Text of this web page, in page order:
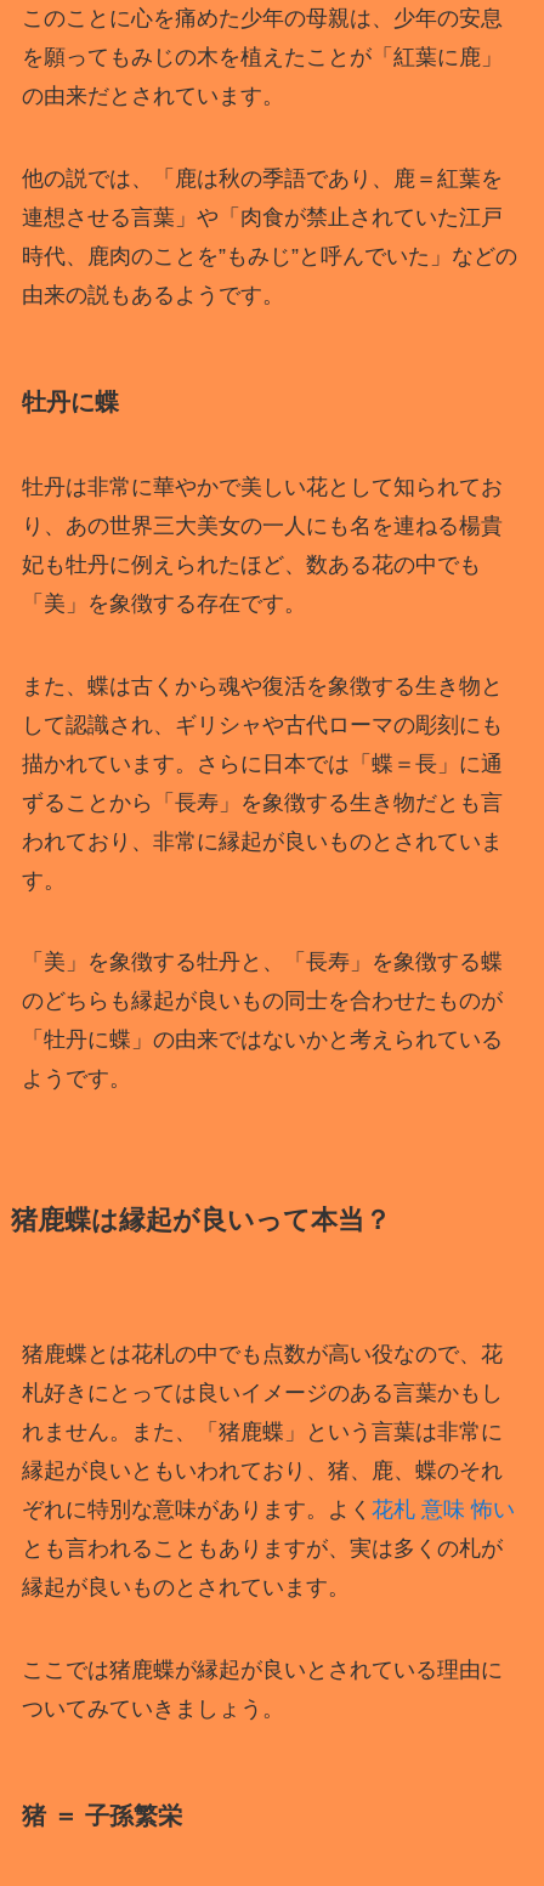
このことに心を痛めた少年の母親は、少年の安息
を願ってもみじの木を植えたことが「紅葉に鹿」
の由来だとされています。
他の説では、「鹿は秋の季語であり、鹿＝紅葉を
連想させる言葉」や「肉食が禁止されていた江戸
時代、鹿肉のことを”もみじ”と呼んでいた」などの
由来の説もあるようです。
牡丹に蝶
牡丹は非常に華やかで美しい花として知られてお
り、あの世界三大美女の一人にも名を連ねる楊貴
妃も牡丹に例えられたほど、数ある花の中でも
「美」を象徴する存在です。
また、蝶は古くから魂や復活を象徴する生き物と
して認識され、ギリシャや古代ローマの彫刻にも
描かれています。さらに日本では「蝶＝長」に通
ずることから「長寿」を象徴する生き物だとも言
われており、非常に縁起が良いものとされていま
す。
「美」を象徴する牡丹と、「長寿」を象徴する蝶
のどちらも縁起が良いもの同士を合わせたものが
「牡丹に蝶」の由来ではないかと考えられている
ようです。
猪鹿蝶は縁起が良いって本当？
猪鹿蝶とは花札の中でも点数が高い役なので、花
札好きにとっては良いイメージのある言葉かもし
れません。また、「猪鹿蝶」という言葉は非常に
縁起が良いともいわれており、猪、鹿、蝶のそれ
ぞれに特別な意味があります。よく 花札 意味 怖い
とも言われることもありますが、実は多くの札が
縁起が良いものとされています。
ここでは猪鹿蝶が縁起が良いとされている理由に
ついてみていきましょう。
猪 ＝ 子孫繁栄